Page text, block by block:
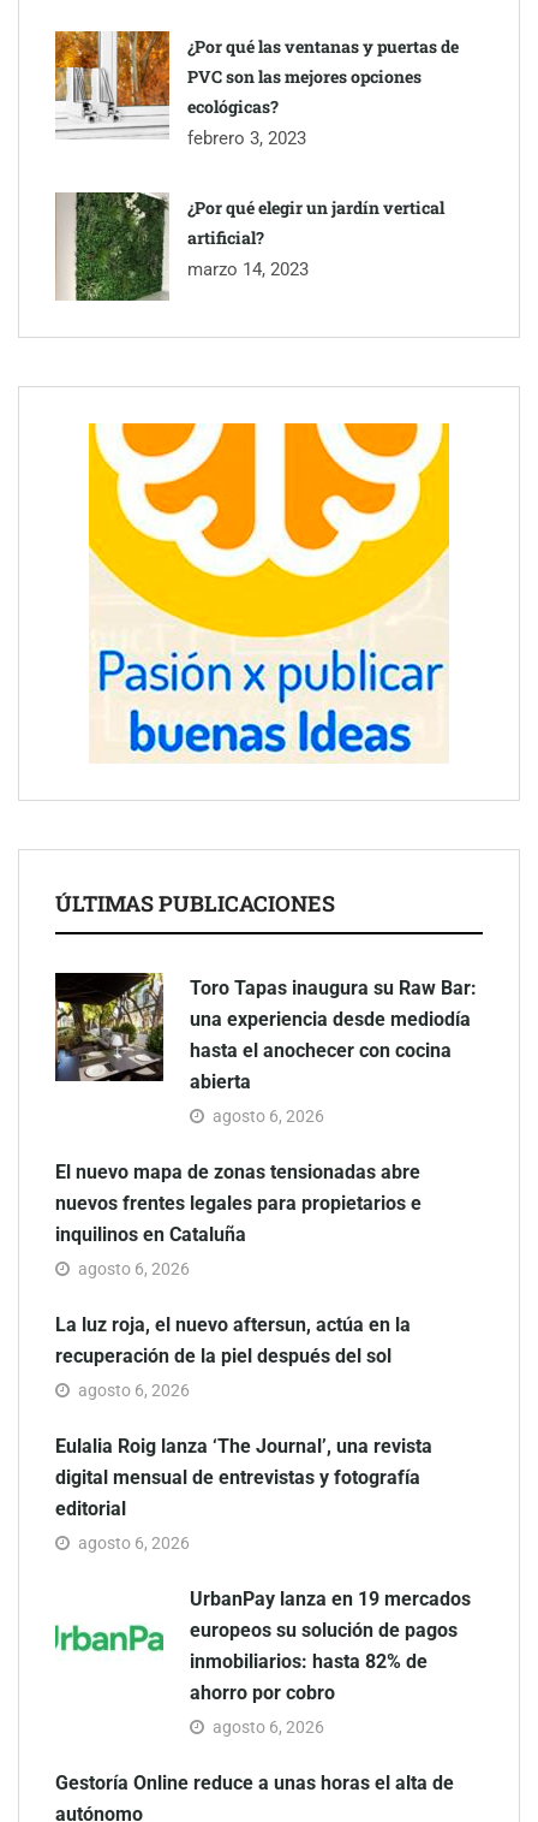
¿Por qué las ventanas y puertas de
PVC son las mejores opciones
ecológicas?
febrero 3, 2023
¿Por qué elegir un jardín vertical
artificial?
marzo 14, 2023
ÚLTIMAS PUBLICACIONES
Toro Tapas inaugura su Raw Bar:
una experiencia desde mediodía
hasta el anochecer con cocina
abierta
agosto 6, 2026
El nuevo mapa de zonas tensionadas abre
nuevos frentes legales para propietarios e
inquilinos en Cataluña
agosto 6, 2026
La luz roja, el nuevo aftersun, actúa en la
recuperación de la piel después del sol
agosto 6, 2026
Eulalia Roig lanza ‘The Journal’, una revista
digital mensual de entrevistas y fotografía
editorial
agosto 6, 2026
UrbanPay lanza en 19 mercados
europeos su solución de pagos
inmobiliarios: hasta 82% de
ahorro por cobro
agosto 6, 2026
Gestoría Online reduce a unas horas el alta de
autónomo